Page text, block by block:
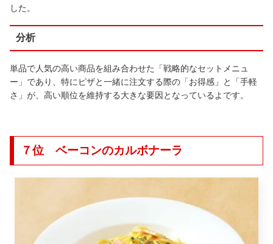
した。
分析
単品で人気の高い商品を組み合わせた「戦略的なセットメニュ
ー」であり、特にピザと一緒に注文する際の「お得感」と「手軽
さ」が、高い順位を維持する大きな要因となっているよです。
７位 ベーコンのカルボナーラ